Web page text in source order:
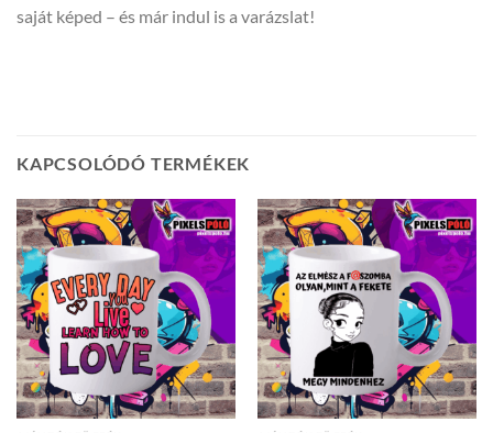
saját képed – és már indul is a varázslat!
KAPCSOLÓDÓ TERMÉKEK